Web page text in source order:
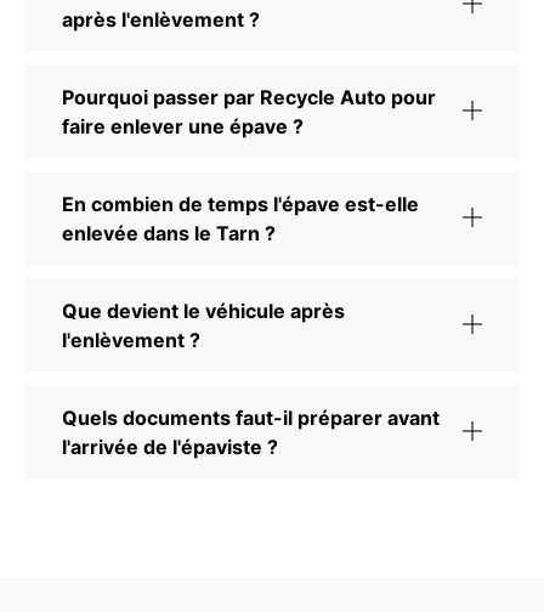
après l'enlèvement ?
Pourquoi passer par Recycle Auto pour
faire enlever une épave ?
En combien de temps l'épave est-elle
enlevée dans le Tarn ?
Que devient le véhicule après
l'enlèvement ?
Quels documents faut-il préparer avant
l'arrivée de l'épaviste ?